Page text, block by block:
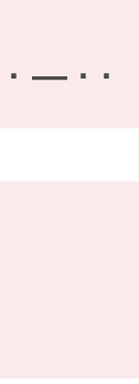
· — · ·